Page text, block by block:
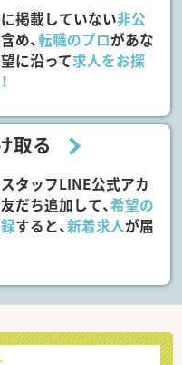
掲載していない非公
め、転職のプロがあな
に沿って求人をお探
取る
タッフLINE公式アカ
だち追加して、希望の
すると、新着求人が届